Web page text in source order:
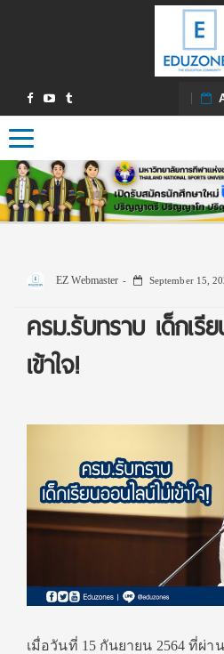
Toggle navigation
EZ Webmaster September 15,
ครม.รับทราบ เด็กเรี
เข้าใจ!
เมื่อวันที่ 15 กันยายน 2564 ที่ผ่